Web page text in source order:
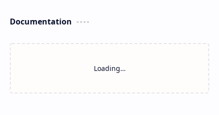
Documentation
Loading…